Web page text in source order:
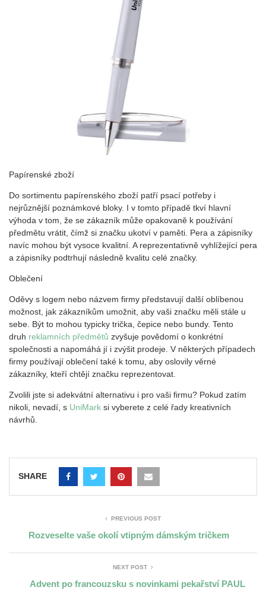
Papírenské zboží
Do sortimentu papírenského zboží patří psací potřeby i
nejrůznější poznámkové bloky. I v tomto případě tkví hlavní
výhoda v tom, že se zákazník může opakovaně k používání
předmětu vrátit, čímž si značku ukotví v paměti. Pera a zápisníky
navíc mohou být vysoce kvalitní. A reprezentativně vyhlížející pera
a zápisníky podtrhují následně kvalitu celé značky.
Oblečení
Oděvy s logem nebo názvem firmy představují další oblíbenou
možnost, jak zákazníkům umožnit, aby vaši značku měli stále u
sebe. Být to mohou typicky trička, čepice nebo bundy. Tento
druh reklamních předmětů zvyšuje povědomí o konkrétní
společnosti a napomáhá jí i zvýšit prodeje. V některých případech
firmy používají oblečení také k tomu, aby oslovily věrné
zákazníky, kteří chtějí značku reprezentovat.
Zvolili jste si adekvátní alternativu i pro vaši firmu? Pokud zatím
nikoli, nevadí, s UniMark si vyberete z celé řady kreativních
návrhů.
SHARE
PREVIOUS POST
Rozveselte vaše okolí vtipným dámským tričkem
NEXT POST
Advent po francouzsku s novinkami pekařství PAUL